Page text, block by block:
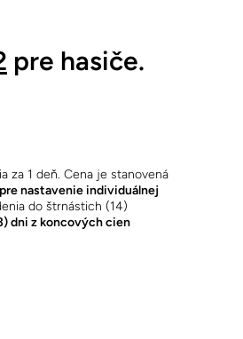
pre hasiče.
za 1 deň. Cena je stanovená
nastavenie individuálnej
do štrnástich (14)
dni z koncových cien